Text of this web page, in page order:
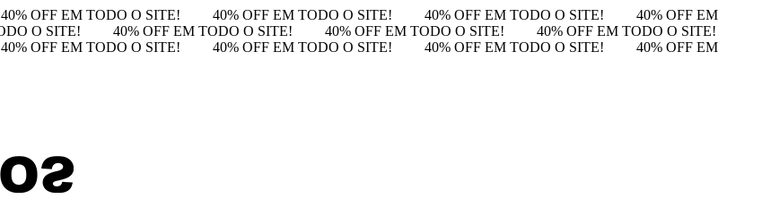
40% OFF EM TODO O SITE! 40% OFF EM TODO O SITE! 40% OFF EM TODO O SITE!
40% OFF EM
O SITE! 40% OFF EM TODO O SITE! 40% OFF EM TODO O SITE!
40% OFF EM TODO O SITE!
40% OFF EM TODO O SITE! 40% OFF EM TODO O SITE! 40% OFF EM TODO O SITE!
40% OFF EM